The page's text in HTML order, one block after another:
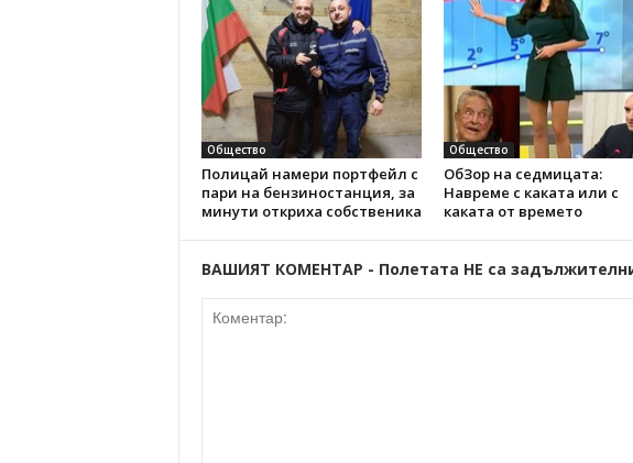
Общество
Полицай намери портфейл с
пари на бензиностанция, за
минути откриха собственика
Общество
ОбЗор на седмицата:
Навреме с каката или с
каката от времето
ВАШИЯТ КОМЕНТАР - Полетата НЕ са